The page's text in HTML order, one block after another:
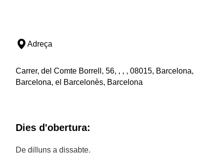
Adreça
Carrer, del Comte Borrell, 56, , , , 08015, Barcelona,
Barcelona, el Barcelonès, Barcelona
Dies d'obertura:
De dilluns a dissabte.